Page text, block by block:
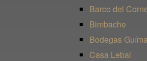
Barco del
Bimbache
Bodegas
Casa Lebai